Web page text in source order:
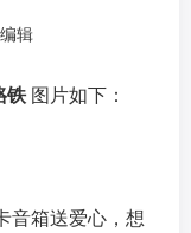
辑
铁图片如下：
音箱送爱心，想